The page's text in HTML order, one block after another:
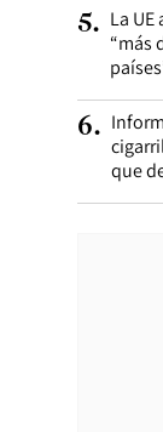
5. La
“más
6.
que